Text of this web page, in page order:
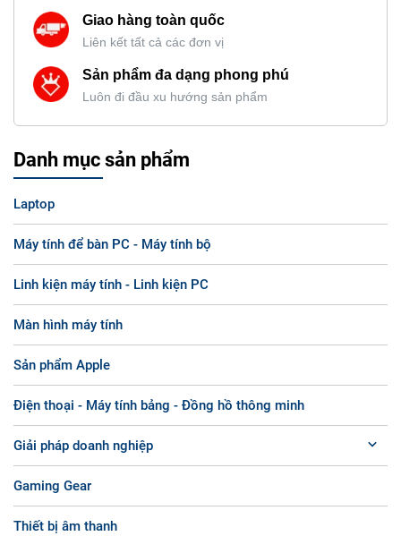
Giao hàng toàn quốc
Liên kết tất cả các đơn vị
Sản phẩm đa dạng phong phú
Luôn đi đầu xu hướng sản phẩm
Danh mục sản phẩm
Laptop
Máy tính để bàn PC - Máy tính bộ
Linh kiện máy tính - Linh kiện PC
Màn hình máy tính
Sản phẩm Apple
Điện thoại - Máy tính bảng - Đồng hồ thông minh
Giải pháp doanh nghiệp
Gaming Gear
Thiết bị âm thanh